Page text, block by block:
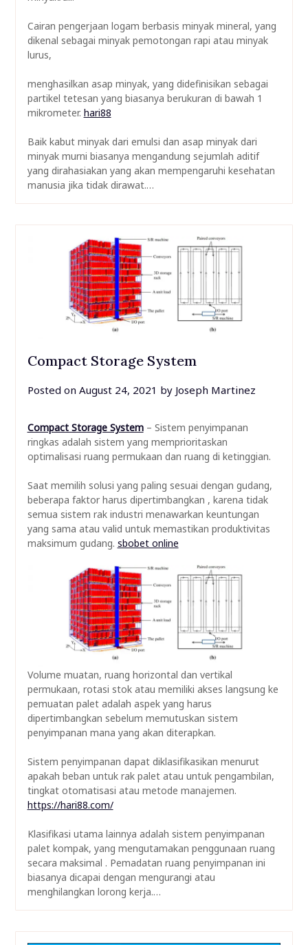
Cairan pengerjaan logam berbasis minyak mineral, yang
dikenal sebagai minyak pemotongan rapi atau minyak
lurus,
menghasilkan asap minyak, yang didefinisikan sebagai
partikel tetesan yang biasanya berukuran di bawah 1
mikrometer. hari88
Baik kabut minyak dari emulsi dan asap minyak dari
minyak murni biasanya mengandung sejumlah aditif
yang dirahasiakan yang akan mempengaruhi kesehatan
manusia jika tidak dirawat.…
Compact Storage System
Posted on August 24, 2021 by Joseph Martinez
Compact Storage System– Sistem penyimpanan
ringkas adalah sistem yang memprioritaskan
optimalisasi ruang permukaan dan ruang di ketinggian.
Saat memilih solusi yang paling sesuai dengan gudang,
beberapa faktor harus dipertimbangkan , karena tidak
semua sistem rak industri menawarkan keuntungan
yang sama atau valid untuk memastikan produktivitas
maksimum gudang. sbobet online
Volume muatan, ruang horizontal dan vertikal
permukaan, rotasi stok atau memiliki akses langsung ke
pemuatan palet adalah aspek yang harus
dipertimbangkan sebelum memutuskan sistem
penyimpanan mana yang akan diterapkan.
Sistem penyimpanan dapat diklasifikasikan menurut
apakah beban untuk rak palet atau untuk pengambilan,
tingkat otomatisasi atau metode manajemen.
https://hari88.com/
Klasifikasi utama lainnya adalah sistem penyimpanan
palet kompak, yang mengutamakan penggunaan ruang
secara maksimal . Pemadatan ruang penyimpanan ini
biasanya dicapai dengan mengurangi atau
menghilangkan lorong kerja.…